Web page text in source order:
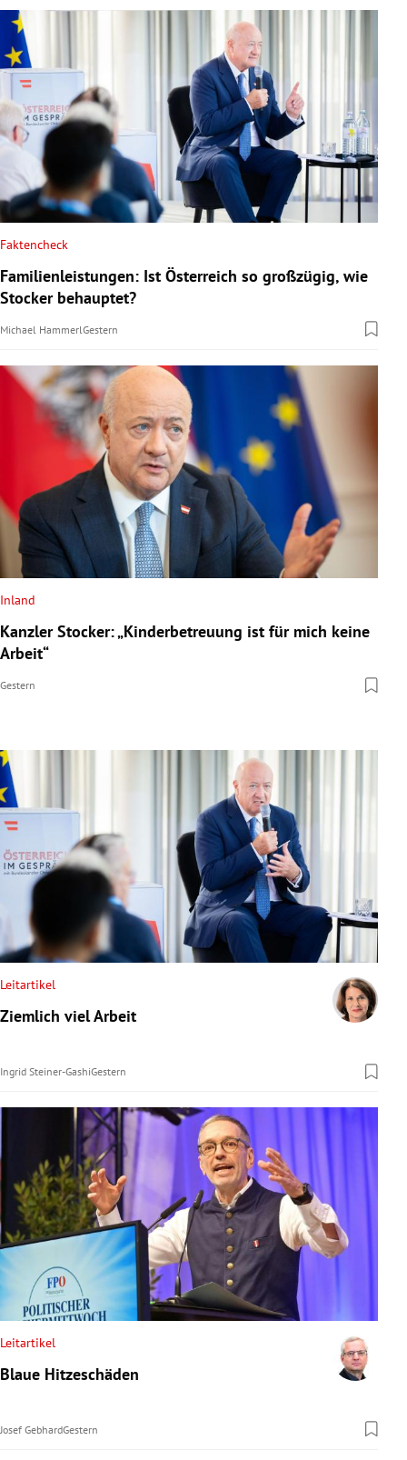
Faktencheck
Familienleistungen: Ist Österreich so großzügig, wie
Stocker behauptet?
Michael HammerlGestern
Inland
Kanzler Stocker: „Kinderbetreuung ist für mich keine
Arbeit“
Gestern
Leitartikel
Ziemlich viel Arbeit
Ingrid Steiner-GashiGestern
Leitartikel
Blaue Hitzeschäden
Josef GebhardGestern